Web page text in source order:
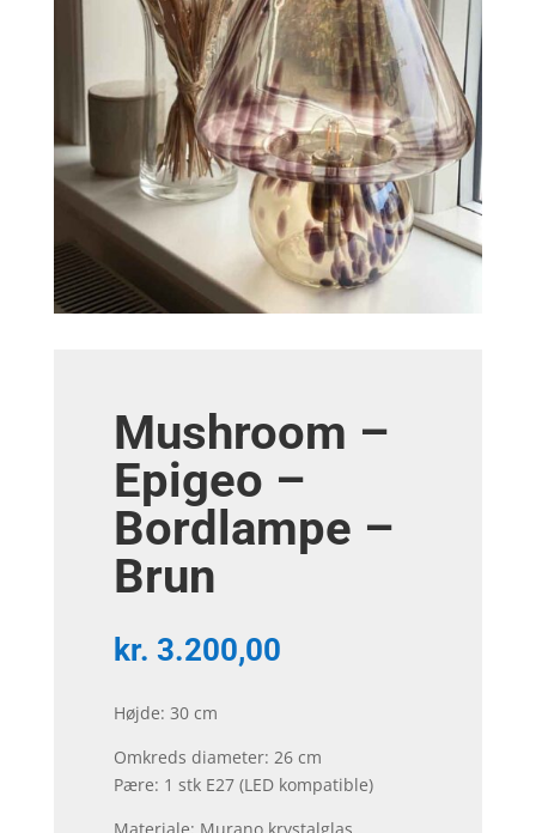
Mushroom –
Epigeo –
Bordlampe –
Brun
kr. 3.200,00
Højde: 30 cm
Omkreds diameter: 26 cm
Pære: 1 stk E27 (LED kompatible)